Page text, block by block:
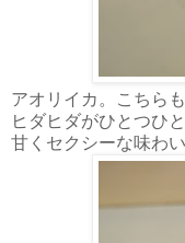
アオリイカ。こちら
ヒダヒダがひとつひ
甘くセクシーな味わい